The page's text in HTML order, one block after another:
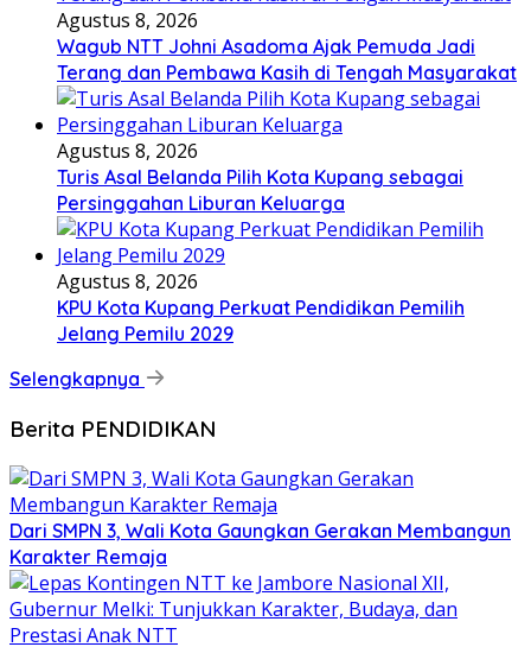
Agustus 8, 2026
Wagub NTT Johni Asadoma Ajak Pemuda Jadi
Terang dan Pembawa Kasih di Tengah Masyarakat
Agustus 8, 2026
Turis Asal Belanda Pilih Kota Kupang sebagai
Persinggahan Liburan Keluarga
Agustus 8, 2026
KPU Kota Kupang Perkuat Pendidikan Pemilih
Jelang Pemilu 2029
Selengkapnya
Berita PENDIDIKAN
Dari SMPN 3, Wali Kota Gaungkan Gerakan Membangun
Karakter Remaja